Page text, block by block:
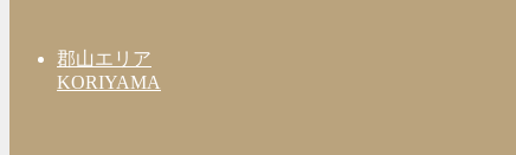
郡山エリア
KORIYAMA